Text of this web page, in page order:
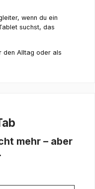
wenn du ein
suchst, das
den Alltag oder als
mehr – aber